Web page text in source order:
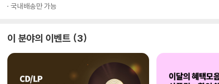
국내배송만 가능
이 분야의 이벤트 3